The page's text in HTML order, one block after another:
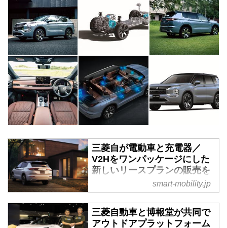
三菱自が電動車と充電器／
V2Hをワンパッケージにした
新しいリースプランの販売を
開始 - スマートモビリティJP
（以下、三菱自）と三菱自動車フ
ァイナンスは三菱系ディーラーで
smart-mobility.jp
三菱自動車と博報堂が共同で
アウトドアプラットフォーム